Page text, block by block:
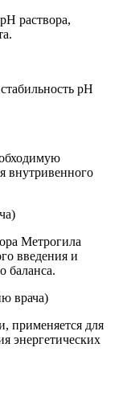
раствора,
pH
внутривенного
Метрогила
введения и
баланса.
врача)
применяется для
энергетических